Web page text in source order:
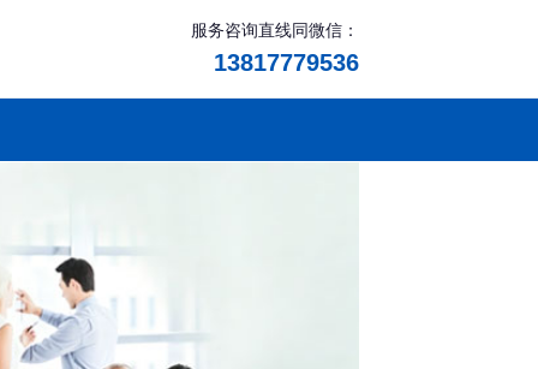
服务咨询直线同微信：
13817779536